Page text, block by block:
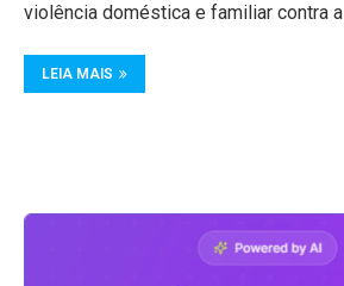
violência doméstica e familiar contra
LEIA MAIS